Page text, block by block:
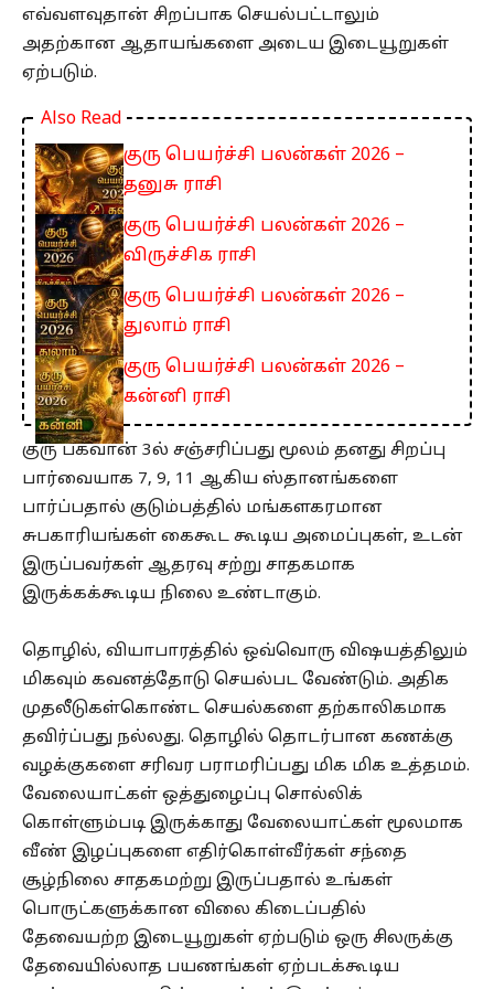
எவ்வளவுதான் சிறப்பாக செயல்பட்டாலும்
அதற்கான ஆதாயங்களை அடைய இடையூறுகள்
ஏற்படும்.
Also Read
குரு பெயர்ச்சி பலன்கள் 2026 –
தனுசு ராசி
குரு பெயர்ச்சி பலன்கள் 2026 –
விருச்சிக ராசி
குரு பெயர்ச்சி பலன்கள் 2026 –
துலாம் ராசி
குரு பெயர்ச்சி பலன்கள் 2026 –
கன்னி ராசி
குரு பகவான் 3ல் சஞ்சரிப்பது மூலம் தனது சிறப்பு
பார்வையாக 7, 9, 11 ஆகிய ஸ்தானங்களை
பார்ப்பதால் குடும்பத்தில் மங்களகரமான
சுபகாரியங்கள் கைகூட கூடிய அமைப்புகள், உடன்
இருப்பவர்கள் ஆதரவு சற்று சாதகமாக
இருக்கக்கூடிய நிலை உண்டாகும்.
தொழில், வியாபாரத்தில் ஒவ்வொரு விஷயத்திலும்
மிகவும் கவனத்தோடு செயல்பட வேண்டும். அதிக
முதலீடுகள்கொண்ட செயல்களை தற்காலிகமாக
தவிர்ப்பது நல்லது. தொழில் தொடர்பான கணக்கு
வழக்குகளை சரிவர பராமரிப்பது மிக மிக உத்தமம்.
வேலையாட்கள் ஒத்துழைப்பு சொல்லிக்
கொள்ளும்படி இருக்காது வேலையாட்கள் மூலமாக
வீண் இழப்புகளை எதிர்கொள்வீர்கள் சந்தை
சூழ்நிலை சாதகமற்று இருப்பதால் உங்கள்
பொருட்களுக்கான விலை கிடைப்பதில்
தேவையற்ற இடையூறுகள் ஏற்படும் ஒரு சிலருக்கு
தேவையில்லாத பயணங்கள் ஏற்படக்கூடிய